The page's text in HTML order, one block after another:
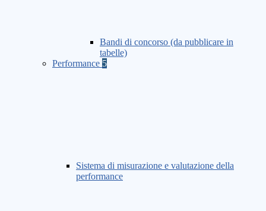
Bandi di concorso (da pubblicare in
tabelle)
Performance 5
Sistema di misurazione e valutazione della
performance